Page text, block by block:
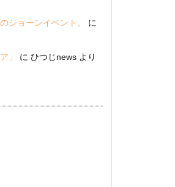
ショーンイベント。
に
」
に ひつじnews より